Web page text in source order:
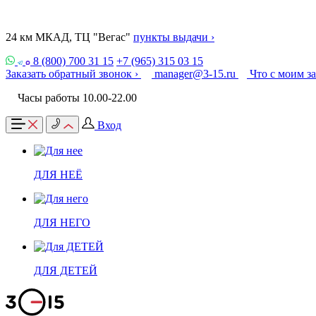
24 км МКАД, ТЦ "Вегас" пункты выдачи ›
8 (800) 700 31 15 +7 (965) 315 03 15
Заказать обратный звонок ›
manager@3-15.ru
Что с моим
Часы работы 10.00-22.00
Вход
ДЛЯ НЕЁ
ДЛЯ НЕГО
ДЛЯ ДЕТЕЙ